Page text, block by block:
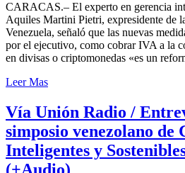
CARACAS.– El experto en gerencia
Aquiles Martini Pietri, expresidente de
Venezuela, señaló que las nuevas
por el ejecutivo, como cobrar IVA a la
en divisas o criptomonedas «es un
Leer Mas
Vía Unión Radio /
simposio venezolano de
Inteligentes y